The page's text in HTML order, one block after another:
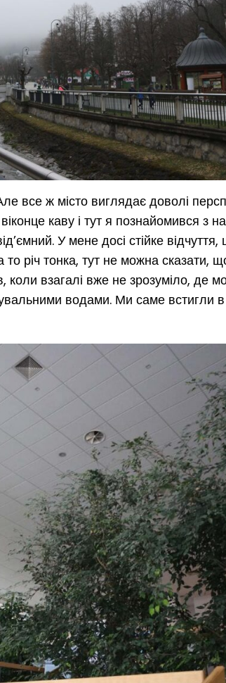
все ж місто виглядає доволі
каву і тут я познайомився з
У мене досі стійке
річ тонка, тут не можна сказати,
коли взагалі вже не зрозуміло, де
водами. Ми саме встигли